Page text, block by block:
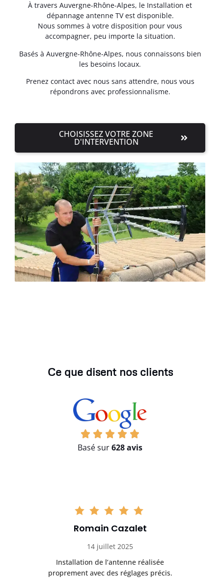
À travers Auvergne-Rhône-Alpes, le Installation et
dépannage antenne TV est disponible.
Nous sommes à votre disposition pour vous
accompagner, peu importe la situation.
Basés à Auvergne-Rhône-Alpes, nous connaissons bien
les besoins locaux.
Prenez contact avec nous sans attendre, nous vous
répondrons avec professionnalisme.
CHOISISSEZ VOTRE ZONE
D'INTERVENTION
Ce que disent nos clients
Basé sur628 avis
Romain Cazalet
14 juillet 2025
Installation de l’antenne réalisée
proprement avec des réglages précis.